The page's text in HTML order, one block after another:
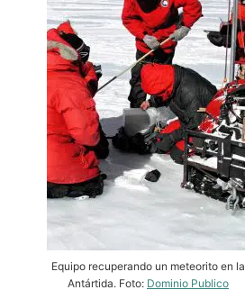
Equipo recuperando un meteorito en la
Antártida. Foto: Dominio Publico